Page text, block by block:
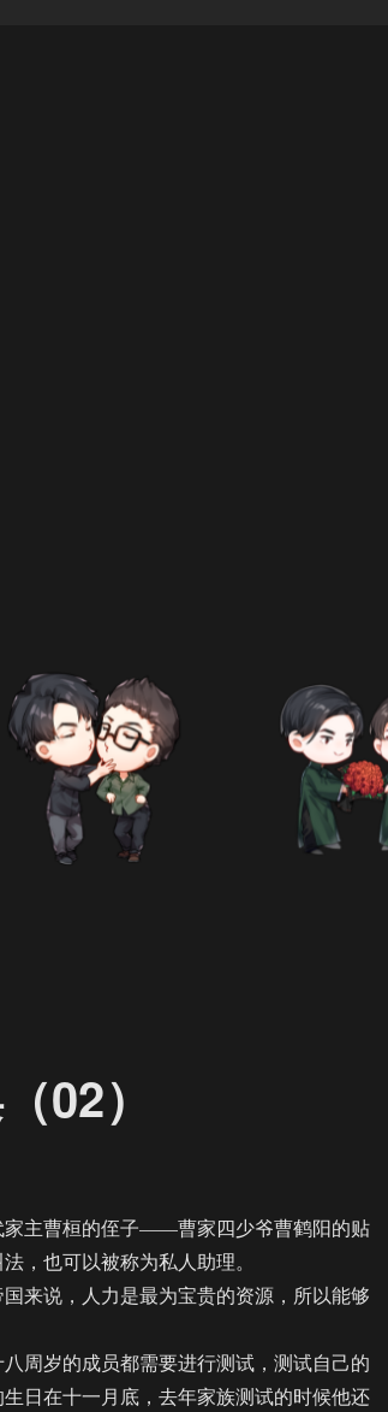
02）
主曹桓的侄子——曹家四少爷曹鹤阳的贴
也可以被称为私人助理。
说，人力是最为宝贵的资源，所以能够
岁的成员都需要进行测试，测试自己的
日在十一月底，去年家族测试的时候他还